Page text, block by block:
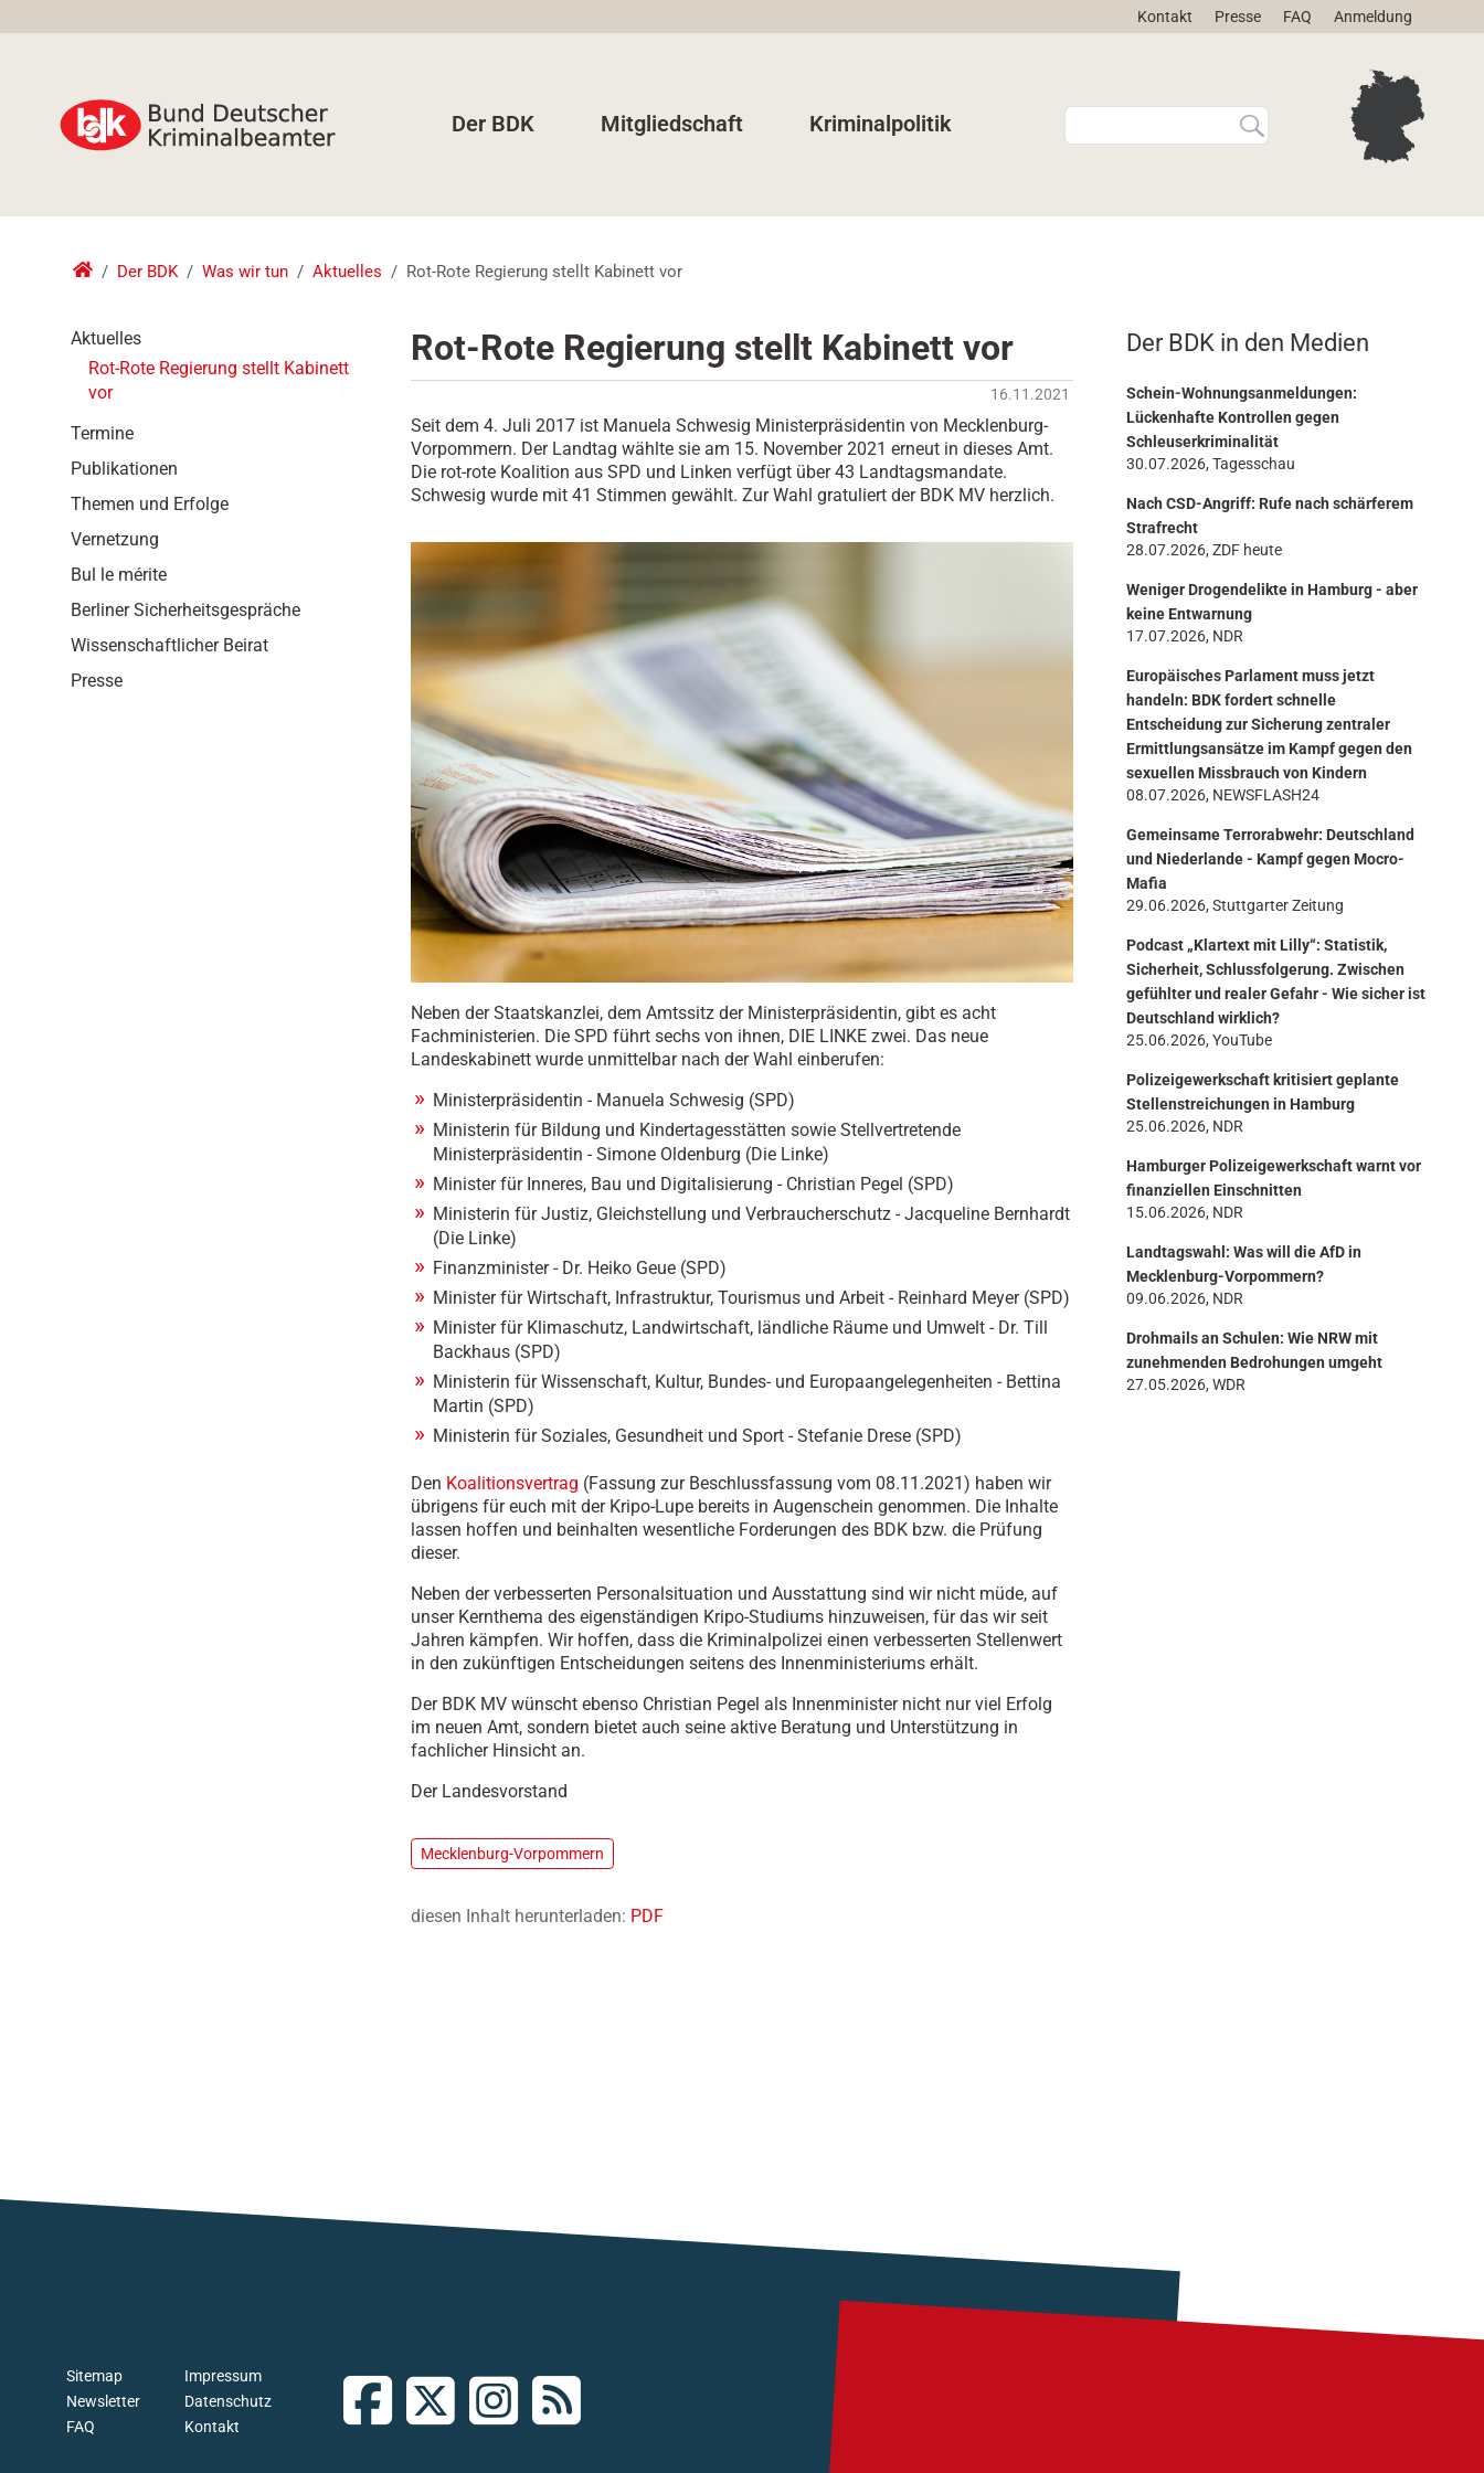
Kontakt Presse FAQ Anmeldung
Der BDK Mitgliedschaft Kriminalpolitik
W
e
s
E
r
c
Der BDK Was wir tun Aktuelles Rot-Rote Regierung stellt Kabinett vor
Rot-Rote Regierung stellt Kabinett vor
16.11.2021
Seit dem 4. Juli 2017 ist Manuela Schwesig Ministerpräsidentin von Mecklenburg-
Vorpommern. Der Landtag wählte sie am 15. November 2021 erneut in dieses Amt.
Die rot-rote Koalition aus SPD und Linken verfügt über 43 Landtagsmandate.
Schwesig wurde mit 41 Stimmen gewählt. Zur Wahl gratuliert der BDK MV herzlich.
Neben der Staatskanzlei, dem Amtssitz der Ministerpräsidentin, gibt es acht
Fachministerien. Die SPD führt sechs von ihnen, DIE LINKE zwei. Das neue
Landeskabinett wurde unmittelbar nach der Wahl einberufen:
Ministerpräsidentin - Manuela Schwesig (SPD)
Ministerin für Bildung und Kindertagesstätten sowie Stellvertretende
Ministerpräsidentin - Simone Oldenburg (Die Linke)
Minister für Inneres, Bau und Digitalisierung - Christian Pegel (SPD)
Ministerin für Justiz, Gleichstellung und Verbraucherschutz - Jacqueline Bernhardt
(Die Linke)
Finanzminister - Dr. Heiko Geue (SPD)
Minister für Wirtschaft, Infrastruktur, Tourismus und Arbeit - Reinhard Meyer (SPD)
Minister für Klimaschutz, Landwirtschaft, ländliche Räume und Umwelt - Dr. Till
Backhaus (SPD)
Ministerin für Wissenschaft, Kultur, Bundes- und Europaangelegenheiten - Bettina
Martin (SPD)
Ministerin für Soziales, Gesundheit und Sport - Stefanie Drese (SPD)
Den Koalitionsvertrag (Fassung zur Beschlussfassung vom 08.11.2021) haben wir
übrigens für euch mit der Kripo-Lupe bereits in Augenschein genommen. Die Inhalte
lassen hoffen und beinhalten wesentliche Forderungen des BDK bzw. die Prüfung
dieser.
Neben der verbesserten Personalsituation und Ausstattung sind wir nicht müde, auf
unser Kernthema des eigenständigen Kripo-Studiums hinzuweisen, für das wir seit
Jahren kämpfen. Wir hoffen, dass die Kriminalpolizei einen verbesserten Stellenwert
in den zukünftigen Entscheidungen seitens des Innenministeriums erhält.
Der BDK MV wünscht ebenso Christian Pegel als Innenminister nicht nur viel Erfolg
im neuen Amt, sondern bietet auch seine aktive Beratung und Unterstützung in
fachlicher Hinsicht an.
Der Landesvorstand
Mecklenburg-Vorpommern
diesen Inhalt herunterladen: PDF
Aktuelles
Rot-Rote Regierung stellt Kabinett
vor
Termine
Publikationen
Themen und Erfolge
Vernetzung
Bul le mérite
Berliner Sicherheitsgespräche
Wissenschaftlicher Beirat
Presse
Der BDK in den Medien
Schein-Wohnungsanmeldungen:
Lückenhafte Kontrollen gegen
Schleuserkriminalität
30.07.2026, Tagesschau
Nach CSD-Angriff: Rufe nach schärferem
Strafrecht
28.07.2026, ZDF heute
Weniger Drogendelikte in Hamburg - aber
keine Entwarnung
17.07.2026, NDR
Europäisches Parlament muss jetzt
handeln: BDK fordert schnelle
Entscheidung zur Sicherung zentraler
Ermittlungsansätze im Kampf gegen den
sexuellen Missbrauch von Kindern
08.07.2026, NEWSFLASH24
Gemeinsame Terrorabwehr: Deutschland
und Niederlande - Kampf gegen Mocro-
Mafia
29.06.2026, Stuttgarter Zeitung
Podcast „Klartext mit Lilly“: Statistik,
Sicherheit, Schlussfolgerung. Zwischen
gefühlter und realer Gefahr - Wie sicher ist
Deutschland wirklich?
25.06.2026, YouTube
Polizeigewerkschaft kritisiert geplante
Stellenstreichungen in Hamburg
25.06.2026, NDR
Hamburger Polizeigewerkschaft warnt vor
finanziellen Einschnitten
15.06.2026, NDR
Landtagswahl: Was will die AfD in
Mecklenburg-Vorpommern?
09.06.2026, NDR
Drohmails an Schulen: Wie NRW mit
zunehmenden Bedrohungen umgeht
27.05.2026, WDR
FAQ
Newsletter
Sitemap
Kontakt
Datenschutz
Impressum